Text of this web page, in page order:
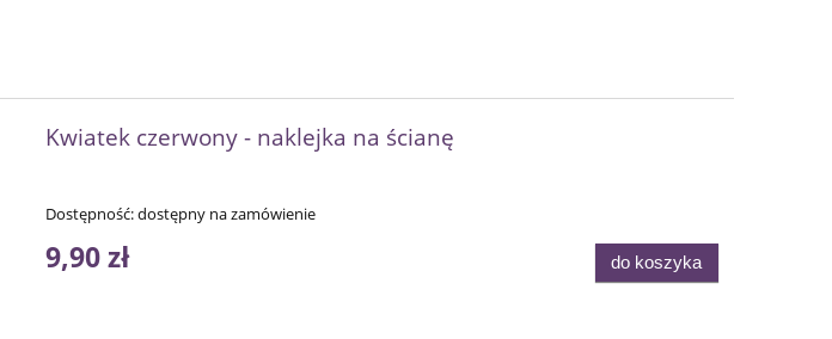
Kwiatek czerwony - naklejka na ścianę
Dostępność:dostępny na zamówienie
9,90 zł do koszyka